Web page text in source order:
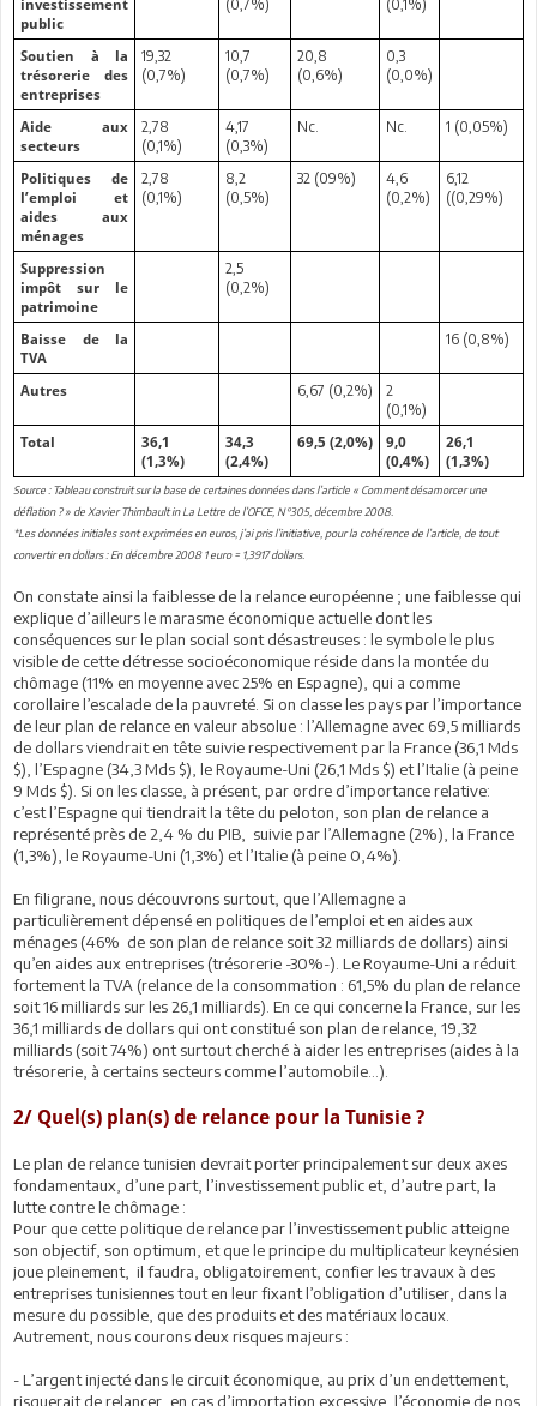
investissement
public
(0,7%)
(0,1%)
Soutien à la
trésorerie des
entreprises
19,32
(0,7%)
10,7
(0,7%)
20,8
(0,6%)
0,3
(0,0%)
Aide aux
secteurs
2,78
(0,1%)
4,17
(0,3%)
Nc. Nc. 1 (0,05%)
Politiques de
l’emploi et
aides aux
ménages
2,78
(0,1%)
8,2
(0,5%)
32 (09%)
4,6
(0,2%)
6,12
((0,29%)
Suppression
impôt sur le
patrimoine
2,5
(0,2%)
Baisse de la
TVA
16 (0,8%)
Autres 6,67 (0,2%)
2
(0,1%)
Total
36,1
(1,3%)
34,3
(2,4%)
69,5 (2,0%)
9,0
(0,4%)
26,1
(1,3%)
Source : Tableau construit sur la base de certaines données dans l’article « Comment désamorcer une
déflation ? » de Xavier Thimbault in La Lettre de l’OFCE, N°305, décembre 2008.
*Les données initiales sont exprimées en euros, j’ai pris l’initiative, pour la cohérence de l’article, de tout
convertir en dollars : En décembre 2008 1 euro = 1,3917 dollars.
On constate ainsi la faiblesse de la relance européenne ; une faiblesse qui
explique d’ailleurs le marasme économique actuelle dont les
conséquences sur le plan social sont désastreuses : le symbole le plus
visible de cette détresse socioéconomique réside dans la montée du
chômage (11% en moyenne avec 25% en Espagne), qui a comme
corollaire l’escalade de la pauvreté. Si on classe les pays par l’importance
de leur plan de relance en valeur absolue : l’Allemagne avec 69,5 milliards
de dollars viendrait en tête suivie respectivement par la France (36,1 Mds
$), l’Espagne (34,3 Mds $), le Royaume-Uni (26,1 Mds $) et l’Italie (à peine
9 Mds $). Si on les classe, à présent, par ordre d’importance relative:
c’est l’Espagne qui tiendrait la tête du peloton, son plan de relance a
représenté près de 2,4 % du PIB, suivie par l’Allemagne (2%), la France
(1,3%), le Royaume-Uni (1,3%) et l’Italie (à peine 0,4%).
En filigrane, nous découvrons surtout, que l’Allemagne a
particulièrement dépensé en politiques de l’emploi et en aides aux
ménages (46% de son plan de relance soit 32 milliards de dollars) ainsi
qu’en aides aux entreprises (trésorerie -30%-). Le Royaume-Uni a réduit
fortement la TVA (relance de la consommation : 61,5% du plan de relance
soit 16 milliards sur les 26,1 milliards). En ce qui concerne la France, sur les
36,1 milliards de dollars qui ont constitué son plan de relance, 19,32
milliards (soit 74%) ont surtout cherché à aider les entreprises (aides à la
trésorerie, à certains secteurs comme l’automobile…).
2/ Quel(s) plan(s) de relance pour la Tunisie ?
Le plan de relance tunisien devrait porter principalement sur deux axes
fondamentaux, d’une part, l’investissement public et, d’autre part, la
lutte contre le chômage :
Pour que cette politique de relance par l’investissement public atteigne
son objectif, son optimum, et que le principe du multiplicateur keynésien
joue pleinement, il faudra, obligatoirement, confier les travaux à des
entreprises tunisiennes tout en leur fixant l’obligation d’utiliser, dans la
mesure du possible, que des produits et des matériaux locaux.
Autrement, nous courons deux risques majeurs :
- L’argent injecté dans le circuit économique, au prix d’un endettement,
risquerait de relancer, en cas d’importation excessive, l’économie de nos